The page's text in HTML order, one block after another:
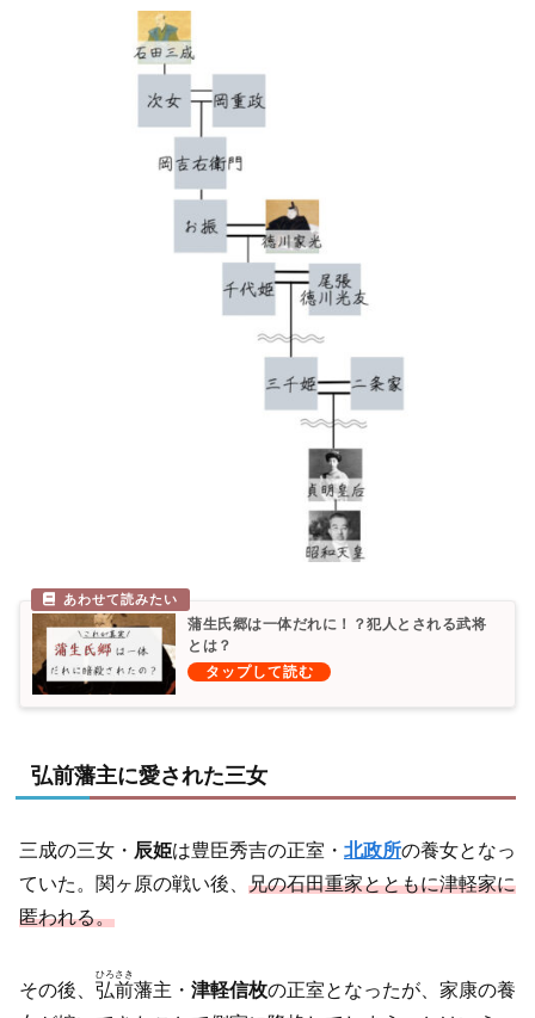
蒲生氏郷は一体だれに！？犯人とされる武将
とは？
弘前藩主に愛された三女
三成の三女・ 辰姫は豊臣秀吉の正室・ 北政所の養女となっ
ていた。関ヶ原の戦い後、 兄の石田重家とともに津軽家に
匿われる。
その後、 弘前
ひろさき
藩主・ 津軽信枚の正室となったが、家康の養